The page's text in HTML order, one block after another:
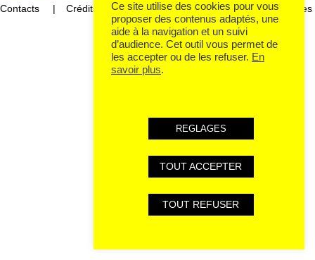
Contacts Crédits Mentions légales et données personnelles
Ce site utilise des cookies pour vous
proposer des contenus adaptés, une
aide à la navigation et un suivi
d’audience. Cet outil vous permet de
les accepter ou de les refuser. En
savoir plus.
REGLAGES
TOUT ACCEPTER
TOUT REFUSER